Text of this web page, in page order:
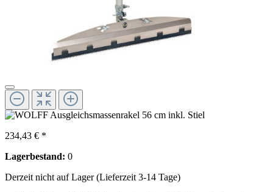
234,43 € *
Lagerbestand: 0
Derzeit nicht auf Lager (Lieferzeit 3-14 Tage)